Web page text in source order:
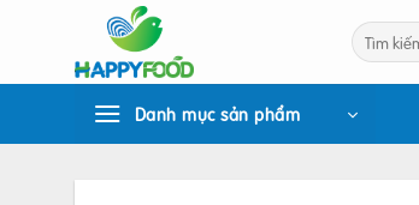
Tìm
kiếm:
Danh mục sản phẩm